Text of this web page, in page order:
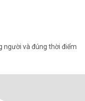
người và đúng thời điểm